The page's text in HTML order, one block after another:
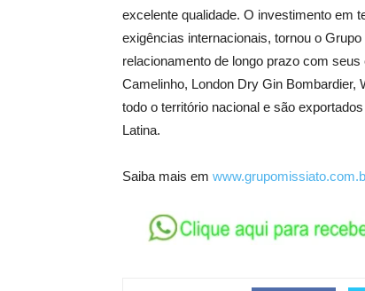
excelente qualidade. O investimento em
exigências internacionais, tornou o
relacionamento de longo prazo com
Camelinho, London Dry Gin Bombardier,
todo o território nacional e são
Latina.
Saiba mais em